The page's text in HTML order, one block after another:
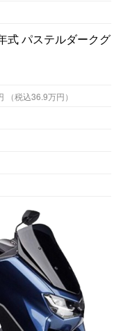
税抜 33.5万円 （税込36.9万円）